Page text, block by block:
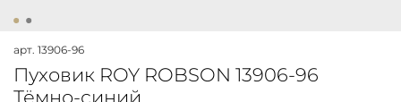
арт. 13906-96
Пуховик ROY ROBSON 13906-96
Тёмно-синий